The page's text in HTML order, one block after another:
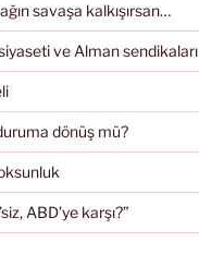
savaşa kalkışırsan…
ve Alman sendikaları
dönüş mü?
ABD’ye karşı?”